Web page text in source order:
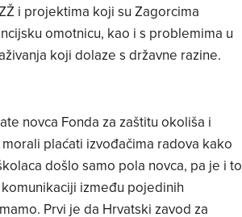
i projektima koji su Zagorcima
omotnicu, kao i s problemima u
koji dolaze s državne razine.
novca Fonda za zaštitu okoliša i
plaćati izvođačima radova kako
došlo samo pola novca, pa je i to
između pojedinih
Prvi je da Hrvatski zavod za